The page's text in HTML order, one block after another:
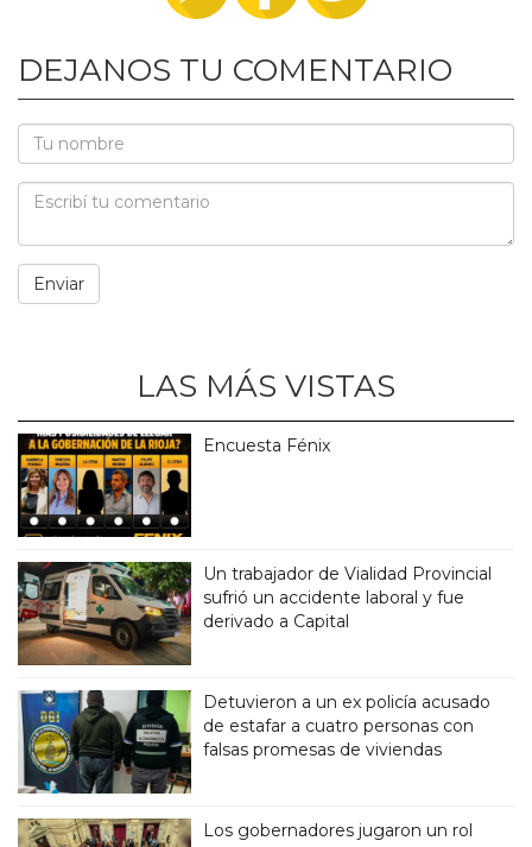
DEJANOS TU COMENTARIO
LAS MÁS VISTAS
Encuesta Fénix
Un trabajador de Vialidad Provincial
sufrió un accidente laboral y fue
derivado a Capital
Detuvieron a un ex policía acusado
de estafar a cuatro personas con
falsas promesas de viviendas
Los gobernadores jugaron un rol